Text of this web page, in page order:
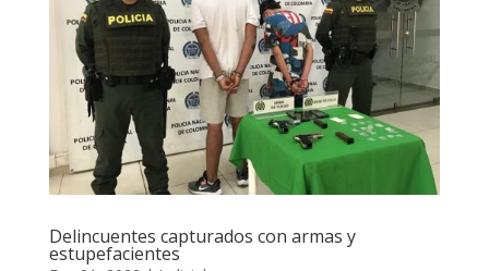
Delincuentes capturados con armas y
estupefacientes